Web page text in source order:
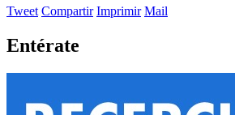
Tweet Compartir Imprimir Mail
Entérate